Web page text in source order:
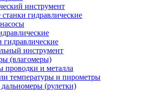
инструмент
гидравлические
инструмент
(влагомеры)
проводки и металла
температуры и пирометры
(рулетки)